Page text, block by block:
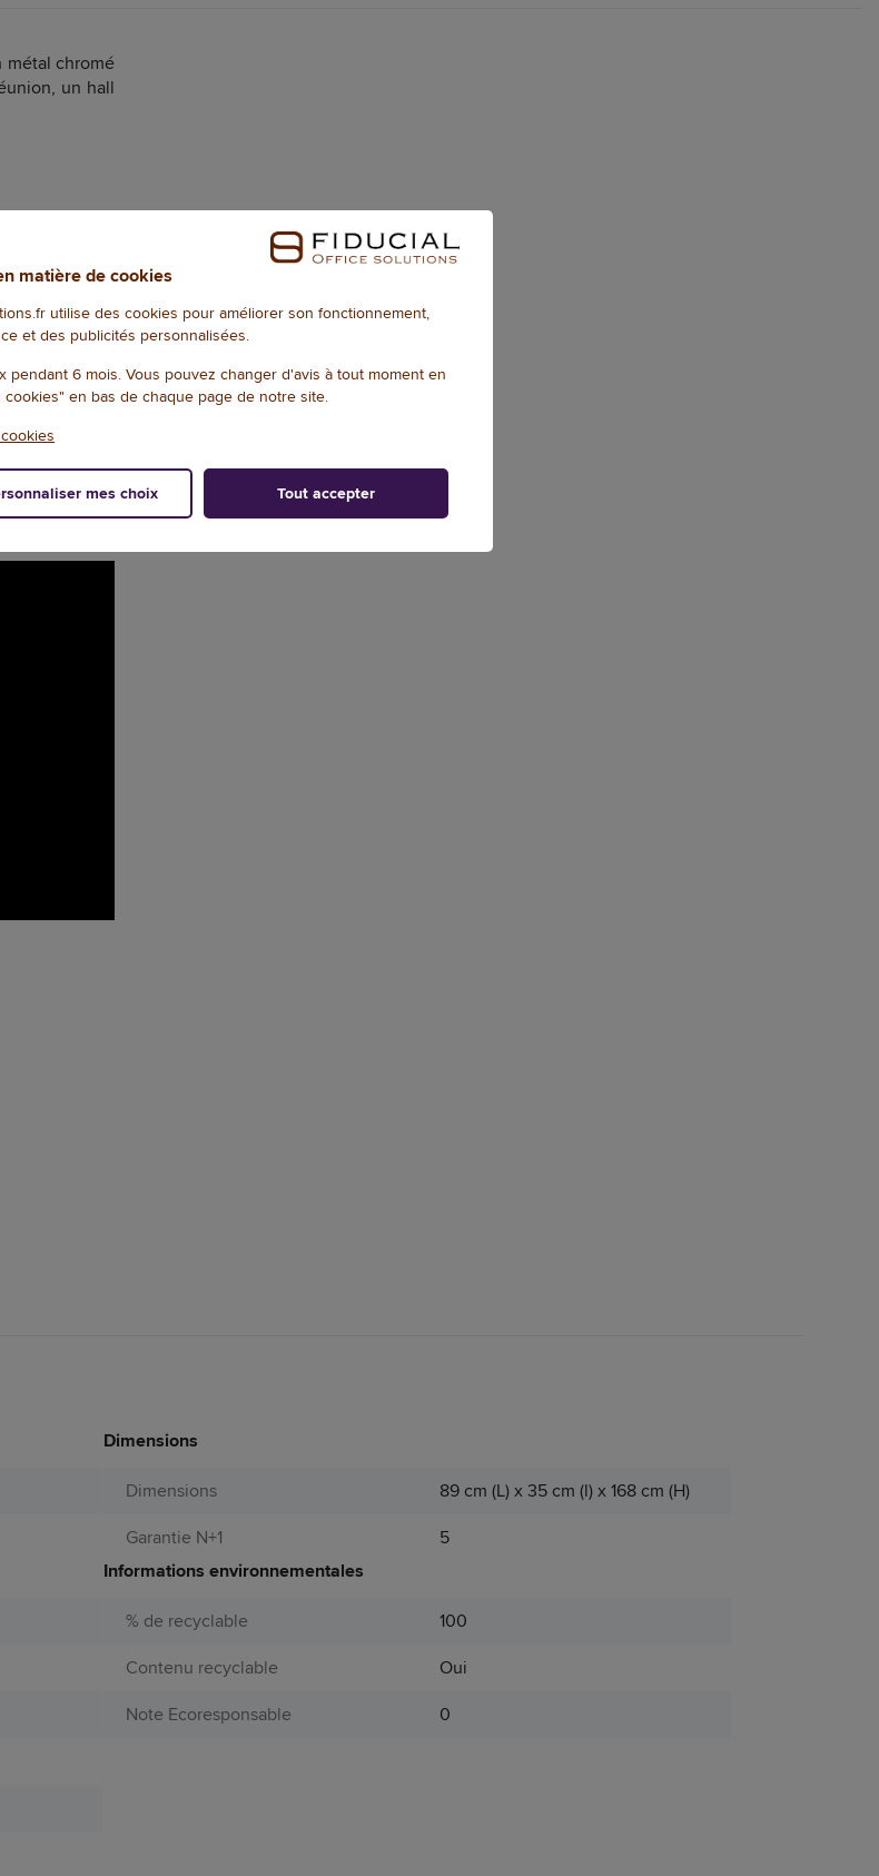
métal chromé
un hall
cintres, soit
une étagère
Il
(dont 2
kg Produit
Dimensions
Dimensions
89 cm (L) x 35 cm (l) x 168 cm (H)
Garantie N+1
5
Informations environnementales
% de recyclable
100
Contenu recyclable
Oui
Note Ecoresponsable
0
matière de cookies
utilise des cookies pour améliorer son fonctionnement,
et des publicités personnalisées.
pendant 6 mois. Vous pouvez changer d'avis à tout moment en
en bas de chaque page de notre site.
mes choix Tout accepter